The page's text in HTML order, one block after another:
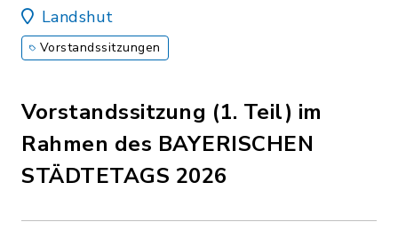
Landshut
Vorstandssitzungen
Vorstandssitzung (1. Teil) im
Rahmen des BAYERISCHEN
STÄDTETAGS 2026